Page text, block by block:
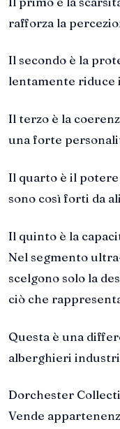
rafforza la
Il secondo è la
lentamente riduce
Il terzo è la
una forte
Il quarto è il
sono così forti da
Il quinto è la
Nel segmento
scelgono solo la
ciò che
Questa è una
alberghieri
Dorchester
Vende